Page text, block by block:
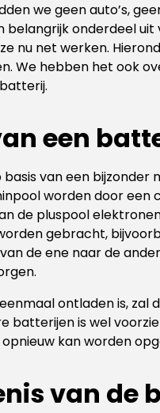
we geen auto’s,
belangrijk onderdeel
nu net werken.
We hebben het ook
een
van een
worden door
de pluspool
gebracht,
de ene naar de
ontladen is,
batterijen is wel
kan worden
van de